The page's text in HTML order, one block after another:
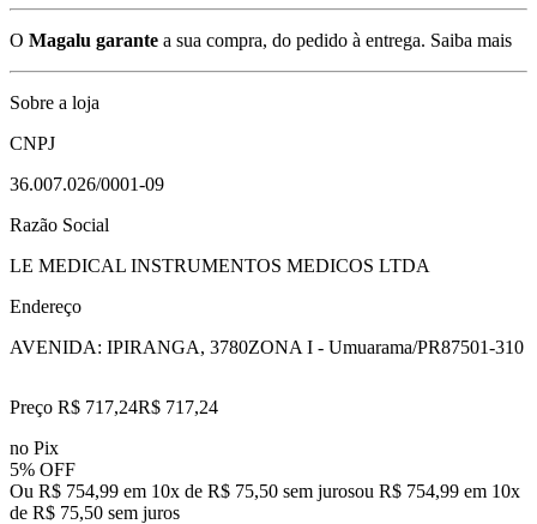
O Magalu garante a sua compra, do pedido à entrega. Saiba mais
Sobre a loja
CNPJ
36.007.026/0001-09
Razão Social
LE MEDICAL INSTRUMENTOS MEDICOS LTDA
Endereço
AVENIDA: IPIRANGA, 3780ZONA I - Umuarama/PR87501-310
Preço R$ 717,24R$ 717,24
no Pix
5% OFF
Ou R$ 754,99 em 10x de R$ 75,50 sem jurosou R$ 754,99 em 10x
de R$ 75,50 sem juros